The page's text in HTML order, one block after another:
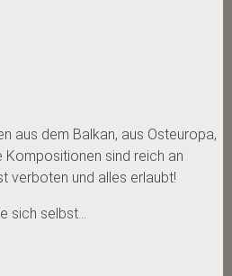
aus dem Balkan, aus Osteuropa,
Kompositionen sind reich an
verboten und alles erlaubt!
sich selbst…